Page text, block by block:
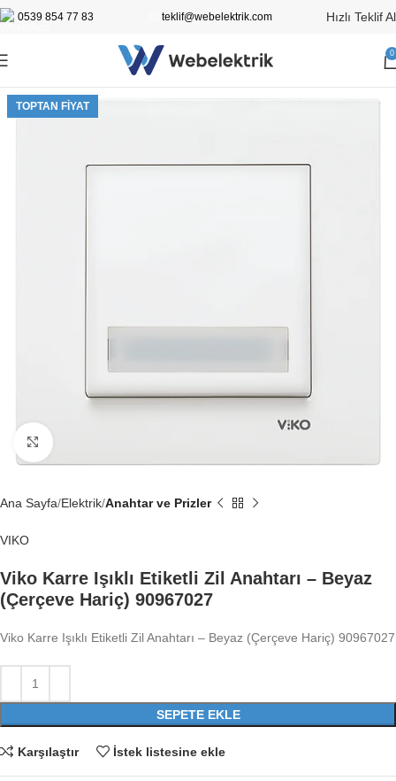
0539 854 77 83 teklif@webelektrik.com Hızlı Teklif Al
0
TOPTAN FIYAT
Ana Sayfa Elektrik Anahtar ve Prizler
VIKO
Viko Karre Işıklı Etiketli Zil Anahtarı – Beyaz
(Çerçeve Hariç) 90967027
Viko Karre Işıklı Etiketli Zil Anahtarı – Beyaz (Çerçeve Hariç) 90967027
SEPETE EKLE
Karşılaştır İstek listesine ekle